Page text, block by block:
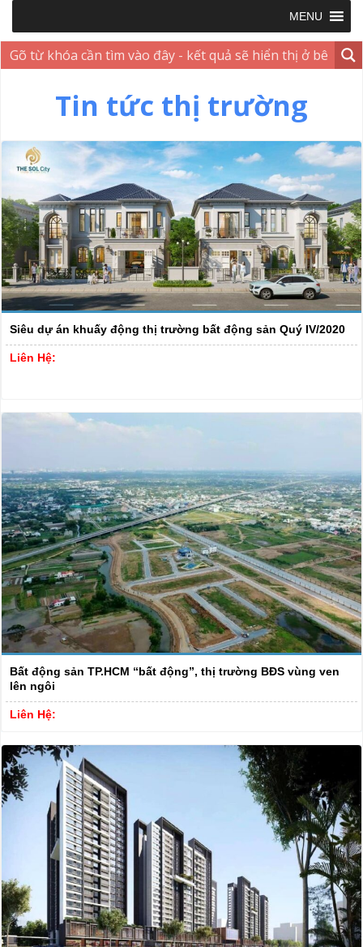
MENU
Tin tức thị trường
Siêu dự án khuấy động thị trường bất động sản Quý IV/2020
Liên Hệ:
Bất động sản TP.HCM “bất động”, thị trường BĐS vùng ven
lên ngôi
Liên Hệ: